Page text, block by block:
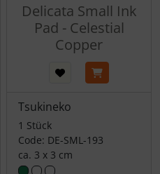
Delicata Small Ink
Pad - Celestial
Copper
Tsukineko
1 Stück
Code: DE-SML-193
ca. 3 x 3 cm